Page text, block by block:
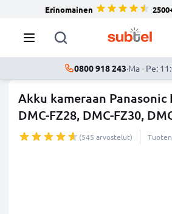
Erinomainen
0800 918 243·Ma - Pe:
Akku kameraan Panasonic
DMC-FZ28, DMC-FZ30,
(545 arvostelut)